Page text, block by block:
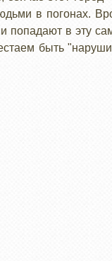
в погонах.
в эту
быть